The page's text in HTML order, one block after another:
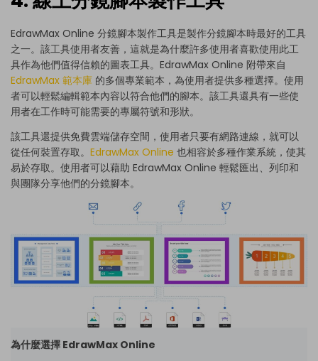
EdrawMax Online 分鏡腳本製作工具是製作分鏡腳本時最好的工具
之一。該工具使用者友善，這就是為什麼許多使用者喜歡使用此工
具作為他們值得信賴的圖表工具。EdrawMax Online 附帶來自
EdrawMax 範本庫 的多個專業範本，為使用者提供多種選擇。使用
者可以輕鬆編輯範本內容以符合他們的腳本。該工具還具有一些使
用者在工作時可能需要的專屬符號和形狀。
該工具還提供免費雲端儲存空間，使用者只要有網路連線，就可以
從任何裝置存取。 EdrawMax Online 也相容於多種作業系統，使其
易於存取。使用者可以藉助 EdrawMax Online 輕鬆匯出、列印和
與團隊分享他們的分鏡腳本。
為什麼選擇 EdrawMax Online